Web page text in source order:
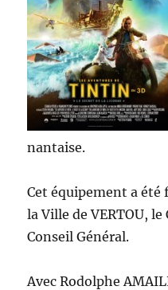
nantaise.
Cet équipement a
la Ville de VERTOU,
Conseil Général.
Avec Rodolphe